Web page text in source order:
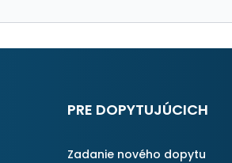
PRE DOPYTUJÚCICH
Zadanie nového dopytu